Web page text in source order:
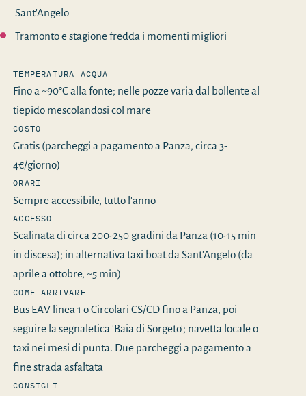
Sant'Angelo
Tramonto e stagione fredda i momenti migliori
TEMPERATURA ACQUA
Fino a ~90°C alla fonte; nelle pozze varia dal bollente al
tiepido mescolandosi col mare
COSTO
Gratis (parcheggi a pagamento a Panza, circa 3-
4€/giorno)
ORARI
Sempre accessibile, tutto l'anno
ACCESSO
Scalinata di circa 200-250 gradini da Panza (10-15 min
in discesa); in alternativa taxi boat da Sant'Angelo (da
aprile a ottobre, ~5 min)
COME ARRIVARE
Bus EAV linea 1 o Circolari CS/CD fino a Panza, poi
seguire la segnaletica 'Baia di Sorgeto'; navetta locale o
taxi nei mesi di punta. Due parcheggi a pagamento a
fine strada asfaltata
CONSIGLI